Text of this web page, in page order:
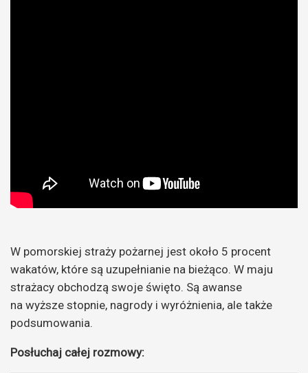
W pomorskiej straży pożarnej jest około 5 procent
wakatów, które są uzupełnianie na bieżąco. W maju
strażacy obchodzą swoje święto. Są awanse
na wyższe stopnie, nagrody i wyróżnienia, ale także
podsumowania.
Posłuchaj całej rozmowy: